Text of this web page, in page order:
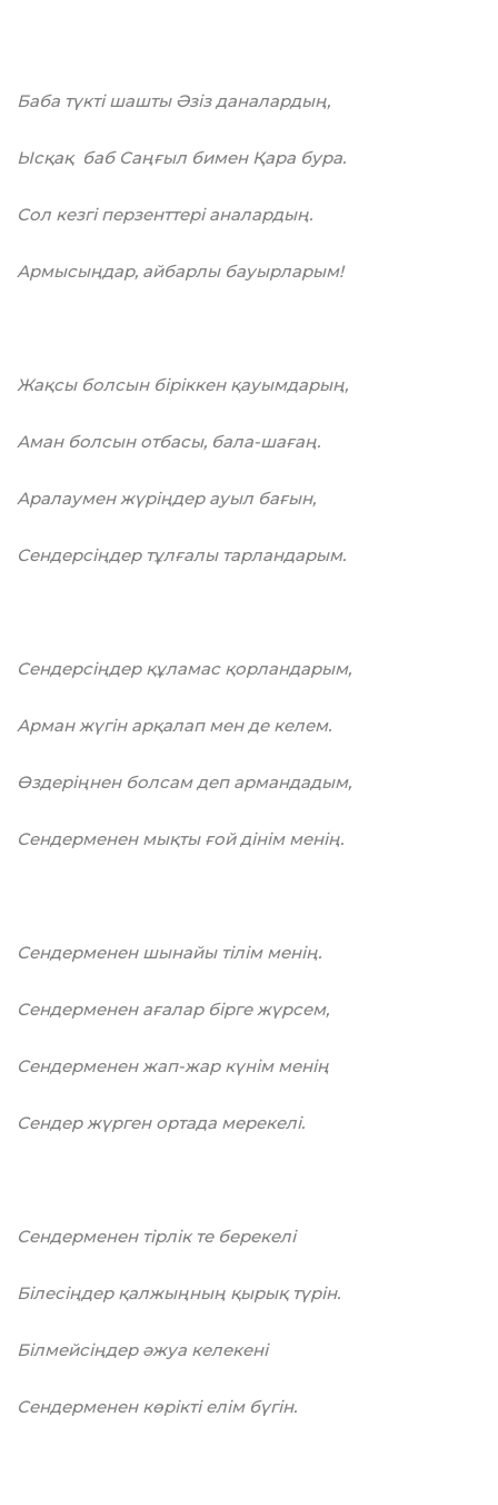
Баба түкті шашты Әзіз даналардың,
Ысқақ баб Саңғыл бимен Қара бура.
Сол кезгі перзенттepi аналардың.
Армысыңдар, айбарлы бауырларым!
Жақсы болсын біріккен қауымдарың,
Аман болсын отбасы, бала-шағаң.
Аралаумен жүріңдер ауыл бағын,
Сендерсіңдер тұлғалы тарландарым.
Сендерсіңдер құламас қорландарым,
Арман жүгін арқалап мен де келем.
Өздеріңнен болсам деп армандадым,
Сендерменен мықты ғой дінім менің.
Сендерменен шынайы тілім менің.
Сендерменен ағалар бipгe жүрсем,
Сендерменен жап-жар күнім менің
Сендер жүрген ортада мерекелі.
Сендерменен тірлік те берекелі
Білесіңдер қалжыңның қырық түрін.
Білмейсіңдер әжуа келекені
Сендерменен көрікті елім бүгін.